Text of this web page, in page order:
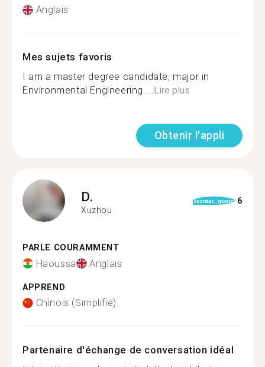
Anglais
Mes sujets favoris
I am a master degree candidate, major in
Environmental Engineering....Lire plus
Obtenir l'appli
D.
Xuzhou
format_quote 6
PARLE COURAMMENT
Haoussa Anglais
APPREND
Chinois (Simplifié)
Partenaire d'échange de conversation idéal